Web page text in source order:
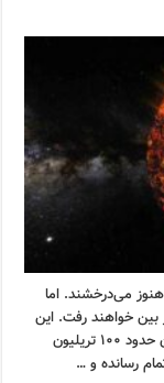
می‌درخشند. اما
خواهند رفت. این
تازه آغاز قسمت اعظم تاریخ است. آخرین ستاره‌ی جهان حدود ۱۰۰ تریلیون
رسانده و …